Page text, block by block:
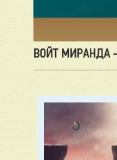
ВОЙТ МИРАНДА